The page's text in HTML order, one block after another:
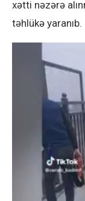
xətti nəzərə
təhlükə yaranıb.